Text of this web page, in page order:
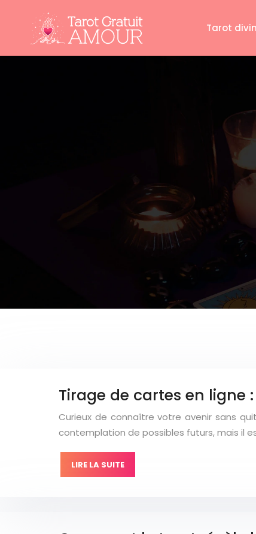
Tarot
Tirage de cartes en ligne
Curieux de connaître votre avenir sans
contemplation de possibles futurs, mais il
LIRE LA SUITE